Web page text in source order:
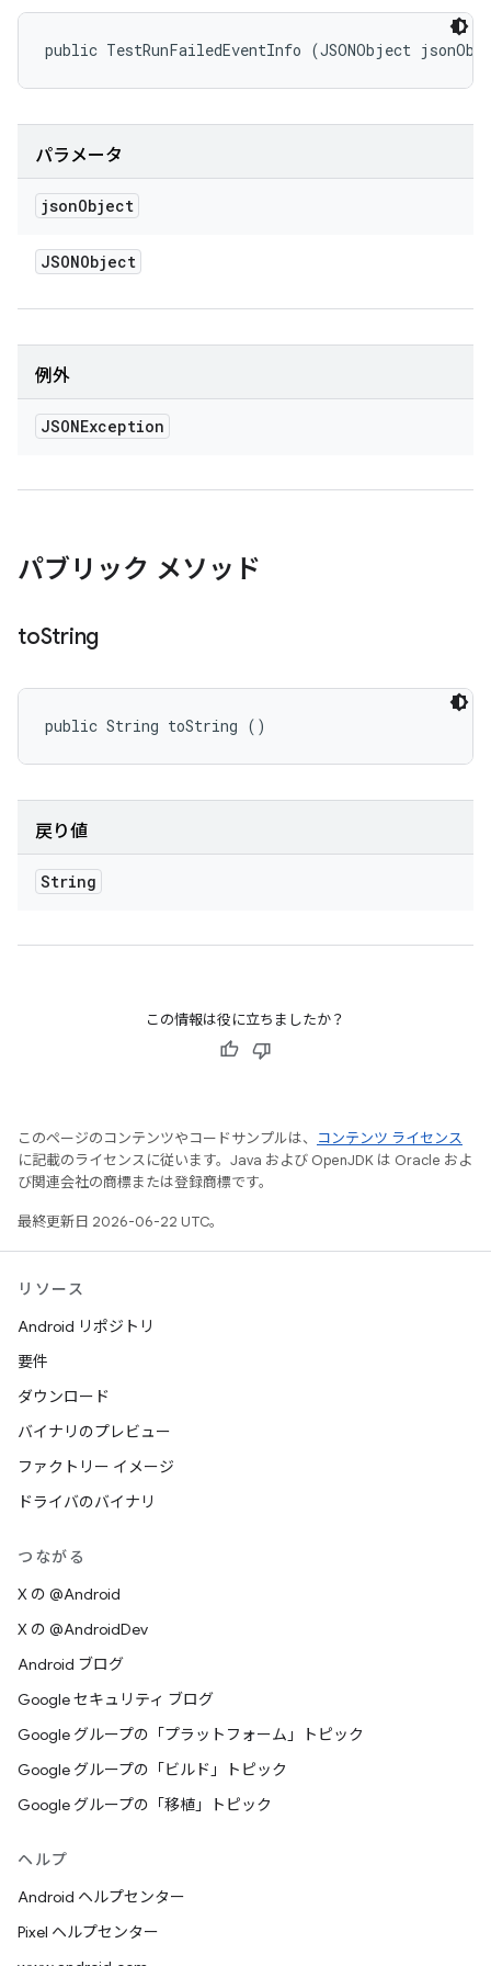
public TestRunFailedEventInfo (JSONObject
パラメータ
jsonObject
JSONObject
例外
JSONException
パブリック メソッド
toString
public String toString ()
戻り値
String
この情報は役に立ちましたか？
このページのコンテンツやコードサンプルは、
コンテンツ ライセンス
に記載のライセンスに従います。Java および OpenJDK は Oracle およ
び関連会社の商標または登録商標です。
最終更新日 2026-06-22 UTC。
リソース
Android リポジトリ
要件
ダウンロード
バイナリのプレビュー
ファクトリー イメージ
ドライバのバイナリ
つながる
X の @Android
X の @AndroidDev
Android ブログ
Google セキュリティ ブログ
Google グループの「プラットフォーム」トピック
Google グループの「ビルド」トピック
Google グループの「移植」トピック
ヘルプ
Android ヘルプセンター
Pixel ヘルプセンター